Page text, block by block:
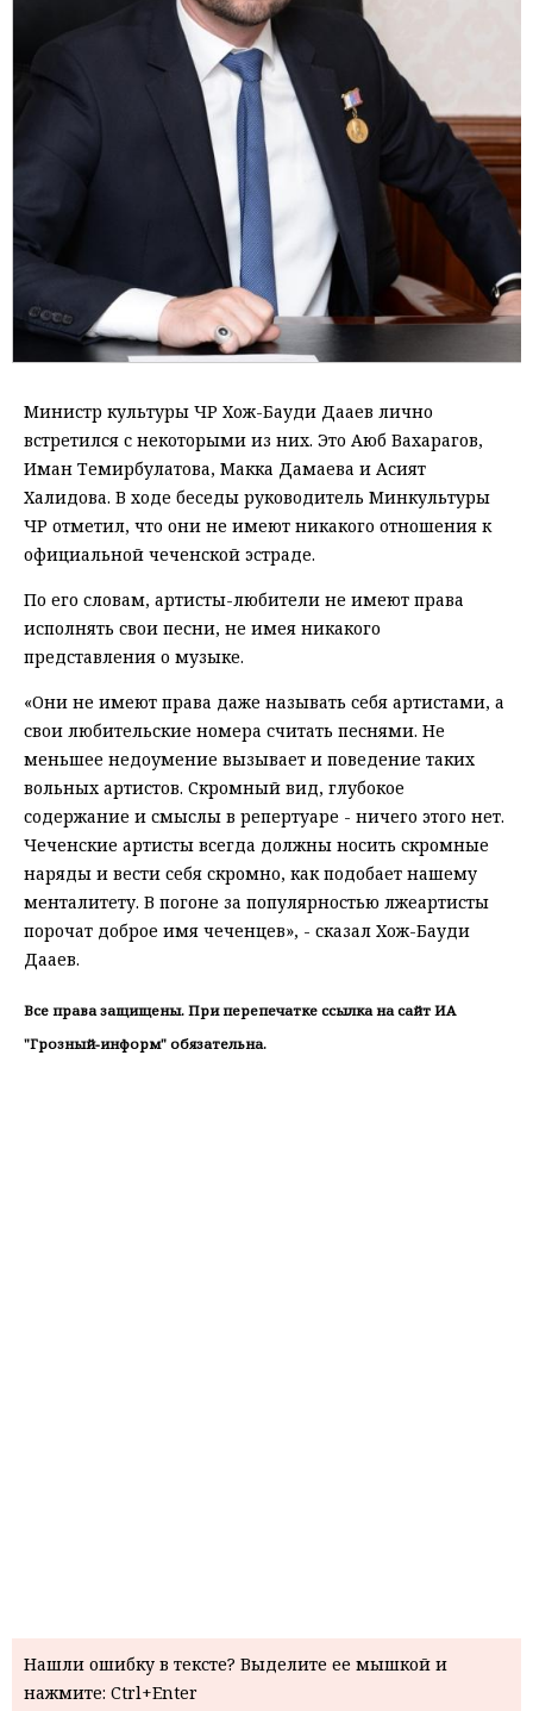
Министр культуры ЧР Хож-Бауди Дааев лично
встретился с некоторыми из них. Это Аюб Вахарагов,
Иман Темирбулатова, Макка Дамаева и Асият
Халидова. В ходе беседы руководитель Минкультуры
ЧР отметил, что они не имеют никакого отношения к
официальной чеченской эстраде.
По его словам, артисты-любители не имеют права
исполнять свои песни, не имея никакого
представления о музыке.
«Они не имеют права даже называть себя артистами, а
свои любительские номера считать песнями. Не
меньшее недоумение вызывает и поведение таких
вольных артистов. Скромный вид, глубокое
содержание и смыслы в репертуаре - ничего этого нет.
Чеченские артисты всегда должны носить скромные
наряды и вести себя скромно, как подобает нашему
менталитету. В погоне за популярностью лжеартисты
порочат доброе имя чеченцев», - сказал Хож-Бауди
Дааев.
Все права защищены. При перепечатке ссылка на сайт ИА
"Грозный-информ" обязательна.
Нашли ошибку в тексте? Выделите ее мышкой и
нажмите: Ctrl+Enter